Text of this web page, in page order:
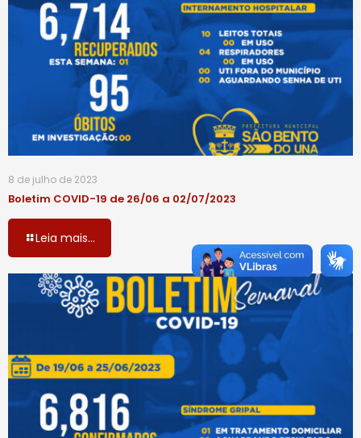
8 de julho de 2023
Boletim COVID-19 de 26/06 a 02/07/2023
Leia mais...